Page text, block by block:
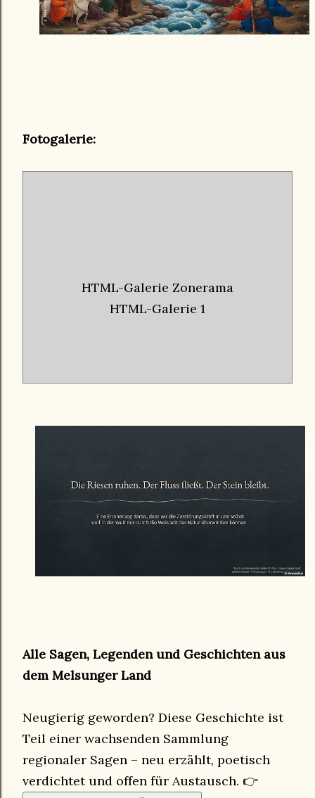
Fotogalerie:
HTML-Galerie Zonerama
HTML-Galerie 1
Alle Sagen, Legenden und Geschichten aus
dem Melsunger Land
Neugierig geworden? Diese Geschichte ist
Teil einer wachsenden Sammlung
regionaler Sagen – neu erzählt, poetisch
verdichtet und offen für Austausch. 👉